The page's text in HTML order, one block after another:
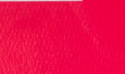
書籍・雑誌出版
チャレンジ